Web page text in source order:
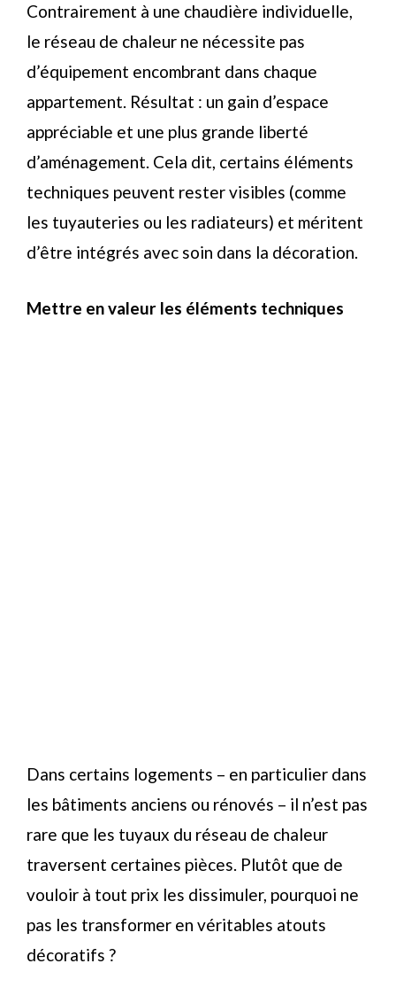
Contrairement à une chaudière individuelle,
le réseau de chaleur ne nécessite pas
d’équipement encombrant dans chaque
appartement. Résultat : un gain d’espace
appréciable et une plus grande liberté
d’aménagement. Cela dit, certains éléments
techniques peuvent rester visibles (comme
les tuyauteries ou les radiateurs) et méritent
d’être intégrés avec soin dans la décoration.
Mettre en valeur les éléments techniques
Dans certains logements – en particulier dans
les bâtiments anciens ou rénovés – il n’est pas
rare que les tuyaux du réseau de chaleur
traversent certaines pièces. Plutôt que de
vouloir à tout prix les dissimuler, pourquoi ne
pas les transformer en véritables atouts
décoratifs ?